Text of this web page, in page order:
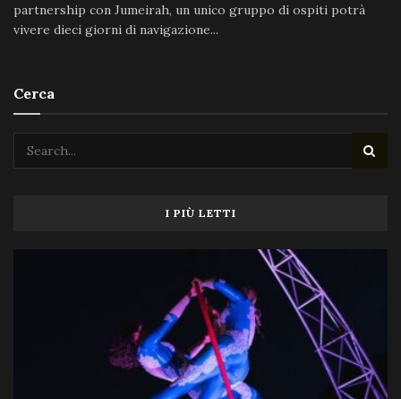
partnership con Jumeirah, un unico gruppo di ospiti potrà
vivere dieci giorni di navigazione...
Cerca
I PIÙ LETTI